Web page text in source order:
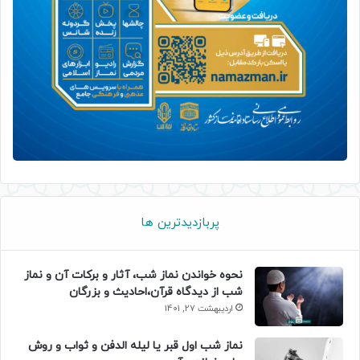
پربازدیدترین ها
نحوه خواندن نماز شب، آثار و برکات آن و نماز
شب از دیدگاه قرآن،احادیث و بزرگان
اردیبهشت 27, 1401
نماز شب اول قبر یا لیله الدفن و ثواب و روش